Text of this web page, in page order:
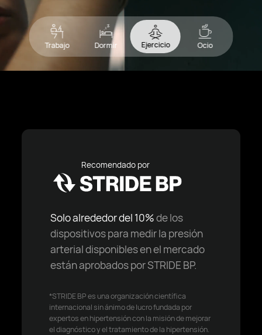
Trabajo Dormir Ejercicio Ocio
Recomendado por
Solo alrededor del 10%de los
dispositivos para medir la presión
arterial disponibles en el mercado
están aprobados por STRIDE BP.
*STRIDE BP es una organización científica
internacional sin ánimo de lucro fundada por
expertos en hipertensión con la misión de mejorar
el diagnóstico y el tratamiento de la hipertensión.